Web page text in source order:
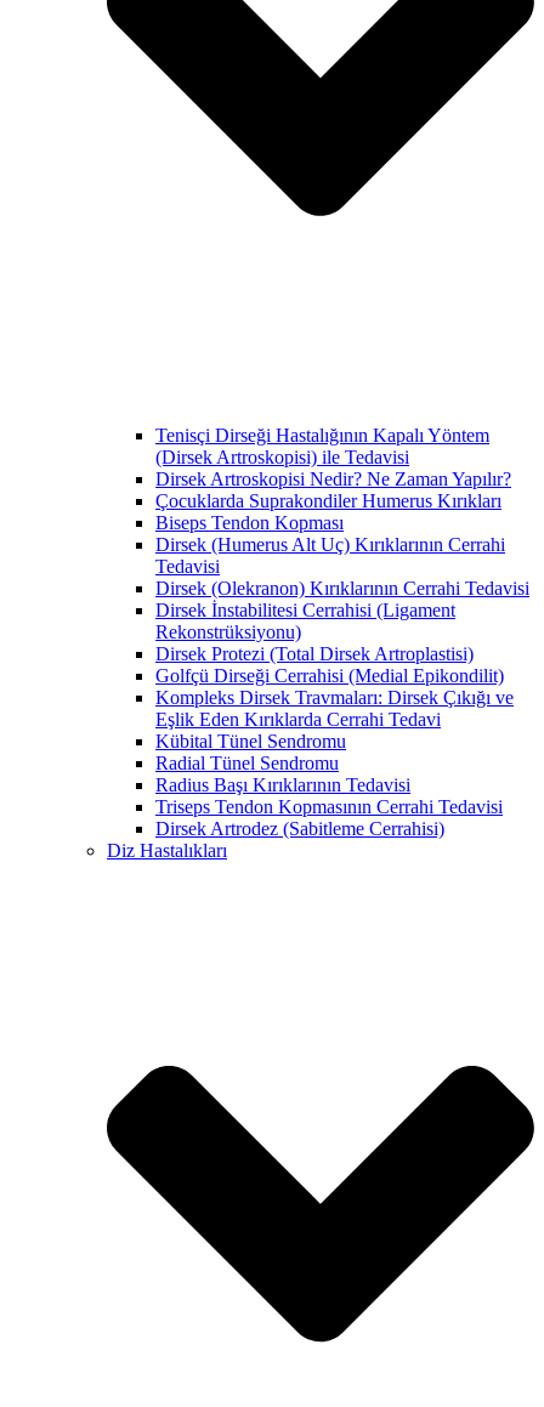
Tenisçi Dirseği Hastalığının Kapalı Yöntem
(Dirsek Artroskopisi) ile Tedavisi
Dirsek Artroskopisi Nedir? Ne Zaman Yapılır?
Çocuklarda Suprakondiler Humerus Kırıkları
Biseps Tendon Kopması
Dirsek (Humerus Alt Uç) Kırıklarının Cerrahi
Tedavisi
Dirsek (Olekranon) Kırıklarının Cerrahi Tedavisi
Dirsek İnstabilitesi Cerrahisi (Ligament
Rekonstrüksiyonu)
Dirsek Protezi (Total Dirsek Artroplastisi)
Golfçü Dirseği Cerrahisi (Medial Epikondilit)
Kompleks Dirsek Travmaları: Dirsek Çıkığı ve
Eşlik Eden Kırıklarda Cerrahi Tedavi
Kübital Tünel Sendromu
Radial Tünel Sendromu
Radius Başı Kırıklarının Tedavisi
Triseps Tendon Kopmasının Cerrahi Tedavisi
Dirsek Artrodez (Sabitleme Cerrahisi)
Diz Hastalıkları